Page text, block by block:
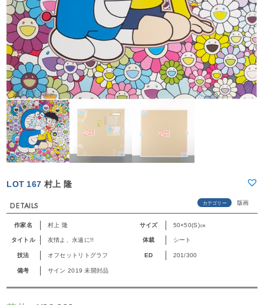
LOT 167 村上 隆
DETAILS カテゴリー 版画
作家名 村上 隆 サイズ 50×50(S)㎝
タイトル 友情よ、永遠に!! 体裁 シート
技法 オフセットリトグラフ ED 201/300
備考 サイン 2019 未開封品